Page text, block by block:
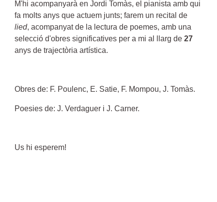
M'hi acompanyarà en Jordi Tomàs, el pianista amb qui
fa molts anys que actuem junts; farem un recital de
lied, acompanyat de la lectura de poemes, amb una
selecció d'obres significatives per a mi al llarg de 27
anys de trajectòria artística.
Obres de: F. Poulenc, E. Satie, F. Mompou, J. Tomàs.
Poesies de: J. Verdaguer i J. Carner.
Us hi esperem!